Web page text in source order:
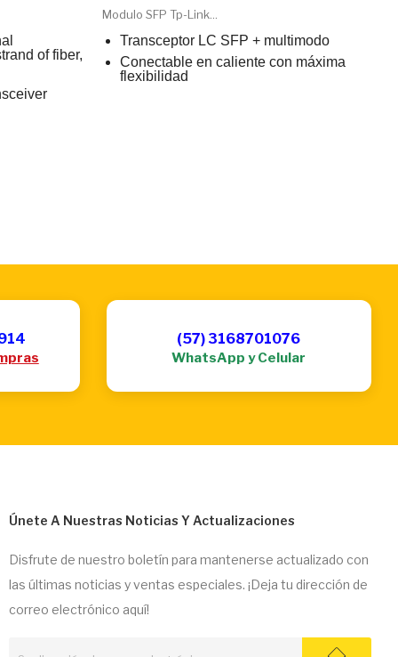
of fiber,
Modulo SFP Tp-Link...
Transceptor LC SFP + multimodo
Conectable en caliente con máxima
flexibilidad
(57) 3168701076
WhatsApp y Celular
Únete A Nuestras Noticias Y Actualizaciones
Disfrute de nuestro boletín para mantenerse actualizado con
las últimas noticias y ventas especiales. ¡Deja tu dirección de
correo electrónico aquí!